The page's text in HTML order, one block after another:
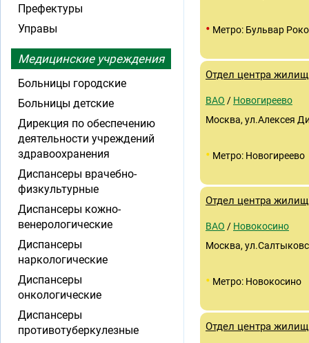
• Метро: Бульвар
Отдел центра
ВАО / Новогиреево
Москва, ул.Алексея
• Метро: Новогиреево
Отдел центра
ВАО / Новокосино
Москва,
• Метро: Новокосино
Отдел центра
Префектуры
Управы
Медицинские учреждения
Больницы городские
Больницы детские
Дирекция по обеспечению
деятельности учреждений
здравоохранения
Диспансеры врачебно-
физкультурные
Диспансеры кожно-
венерологические
Диспансеры
наркологические
Диспансеры
онкологические
Диспансеры
противотуберкулезные